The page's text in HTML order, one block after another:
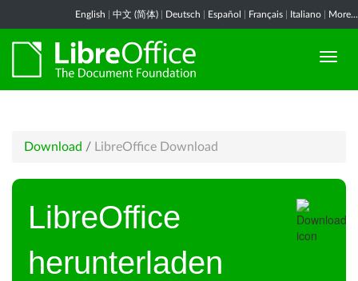
English 中文 (简体) Deutsch Español Français Italiano More...
Download / LibreOffice Download
LibreOffice
herunterladen